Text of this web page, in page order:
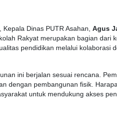
Dinas PUTR Asahan, Agus
Rakyat merupakan bagian dari
pendidikan melalui kolaborasi
ini berjalan sesuai rencana.
dengan pembangunan fisik.
untuk mendukung akses